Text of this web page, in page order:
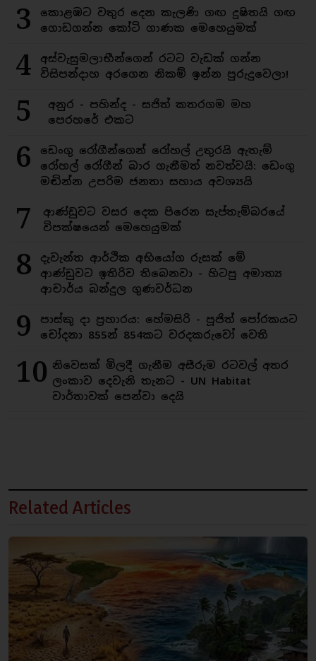
3
කොළඹට වතුර දෙන කැලණි ගඟ දුෂිතයි ගඟ
ගොඩගන්න කෝටි ගාණක මෙහෙයුමක්
4
අස්වැසුමලාභීන්ගෙන් රටට වැඩක් ගන්න
විසිපන්දාහ අරගෙන නිකම් ඉන්න පුරුදුවෙලා!
5
අනුර - පහින්ද - සජිත් කතරගම මහ
පෙරහරේ එකට
6
ඩෙංගු රෝගීන්ගෙන් රෝහල් උතුරයි ඇතැම්
රෝහල් රෝගීන් බාර ගැනීමත් නවත්වයි: ඩෙංගු
මඬින්න උපරිම ජනතා සහාය අවශ්‍යයි
7
ආණ්ඩුවට වසර දෙක පිරෙන සැප්තැම්බරයේ
විපක්ෂයෙන් මෙහෙයුමක්
8
දැවැන්ත ආර්ථික අභියෝග රුසක් මේ
ආණ්ඩුවට ඉතිරිව තිබෙනවා - හිටපු අමාත්‍ය
ආචාර්ය බන්දුල ගුණවර්ධන
9
පාස්කු දා ප්‍රහාරය: හේමසිරි - පූජිත් පෝරකයට
චෝදනා 855න් 854කට වරදකරුවෝ වෙති
10 නිවෙසක් මිලදී ගැනීම අසීරුම රටවල් අතර
ලංකාව දෙවැනි තැනට - UN Habitat
වාර්තාවක් පෙන්වා දෙයි
Related Articles